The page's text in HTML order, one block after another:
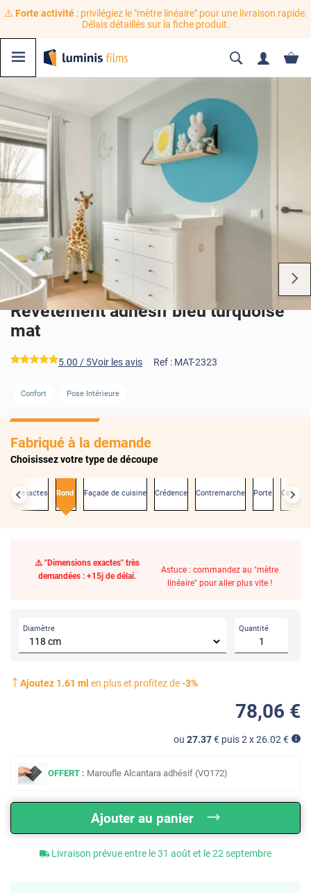
⚠️ Forte activité: privilégiez le "mètre linéaire" pour une livraison rapide.
Délais détaillés sur la fiche produit.
Revêtement adhésif bleu turquoise
mat
*****
5.00 / 5Voir les avis Ref : MAT-2323
Confort Pose Intérieure
Fabriqué à la demande
Choisissez votre type de découpe
exactes Rond Façade de cuisine Crédence Contremarche Porte
⚠️ "Dimensions exactes" très
demandées : +15j de délai.
Astuce : commandez au "mètre
linéaire" pour aller plus vite !
Diamètre Quantité
Ajoutez 1.61 ml en plus et profitez de-3%
78,06 €
ou 27.37€ puis 2 x26.02 €
OFFERT : Maroufle Alcantara adhésif (VO172)
Ajouter au panier
Livraison prévue entre le 31 août et le 22 septembre